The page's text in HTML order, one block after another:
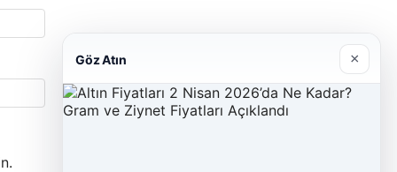
Göz Atın ×